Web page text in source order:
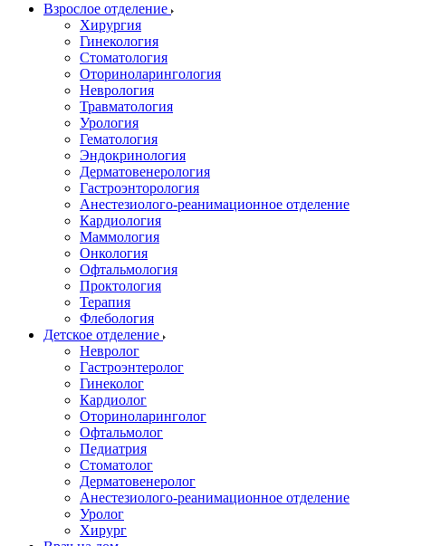
Взрослое отделение
Хирургия
Гинекология
Стоматология
Оториноларингология
Неврология
Травматология
Урология
Гематология
Эндокринология
Дерматовенерология
Гастроэнторология
Анестезиолого-реанимационное отделение
Кардиология
Маммология
Онкология
Офтальмология
Проктология
Терапия
Флебология
Детское отделение
Невролог
Гастроэнтеролог
Гинеколог
Кардиолог
Оториноларинголог
Офтальмолог
Педиатрия
Стоматолог
Дерматовенеролог
Анестезиолого-реанимационное отделение
Уролог
Хирург